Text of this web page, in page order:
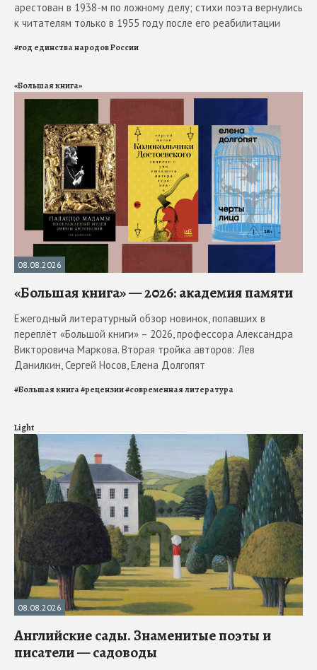
арестован в 1938-м по ложному делу; стихи поэта вернулись
к читателям только в 1955 году после его реабилитации
#год единства народов России
«Большая книга»
08.08.2026
«Большая книга» — 2026: академия памяти
Ежегодный литературный обзор новинок, попавших в
переплёт «Большой книги» – 2026, профессора Александра
Викторовича Маркова. Вторая тройка авторов: Лев
Данилкин, Сергей Носов, Елена Долгопят
#Большая книга#рецензии#современная литература
Light
08.08.2026
Английские сады. Знаменитые поэты и
писатели — садоводы